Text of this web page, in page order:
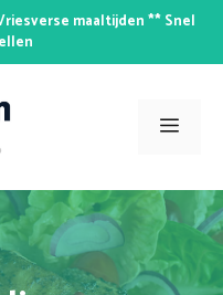
maaltijden ** Snel
Menu